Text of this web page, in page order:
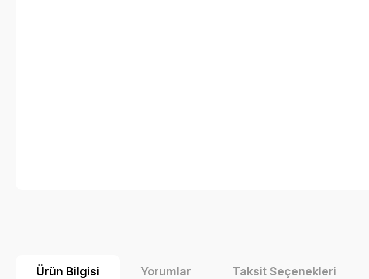
Ürün Bilgisi Yorumlar Taksit Seçenekleri